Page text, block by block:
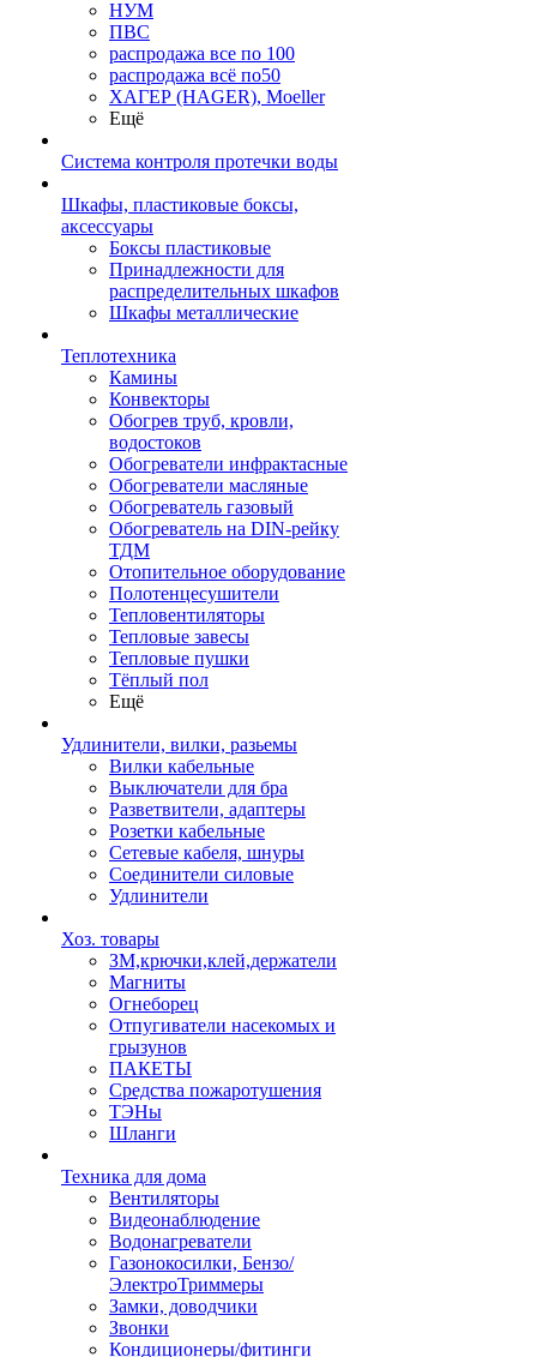
НУМ
ПВС
распродажа все по 100
распродажа всё по50
ХАГЕР (HAGER), Moeller
Ещё
Система контроля протечки воды
Шкафы, пластиковые боксы,
аксессуары
Боксы пластиковые
Принадлежности для
распределительных шкафов
Шкафы металлические
Теплотехника
Камины
Конвекторы
Обогрев труб, кровли,
водостоков
Обогреватели инфрактасные
Обогреватели масляные
Обогреватель газовый
Обогреватель на DIN-рейку
ТДМ
Отопительное оборудование
Полотенцесушители
Тепловентиляторы
Тепловые завесы
Тепловые пушки
Тёплый пол
Ещё
Удлинители, вилки, разьемы
Вилки кабельные
Выключатели для бра
Разветвители, адаптеры
Розетки кабельные
Сетевые кабеля, шнуры
Соединители силовые
Удлинители
Хоз. товары
ЗМ,крючки,клей,держатели
Магниты
Огнеборец
Отпугиватели насекомых и
грызунов
ПАКЕТЫ
Средства пожаротушения
ТЭНы
Шланги
Техника для дома
Вентиляторы
Видеонаблюдение
Водонагреватели
Газонокосилки, Бензо/
ЭлектроТриммеры
Замки, доводчики
Звонки
Кондиционеры/фитинги